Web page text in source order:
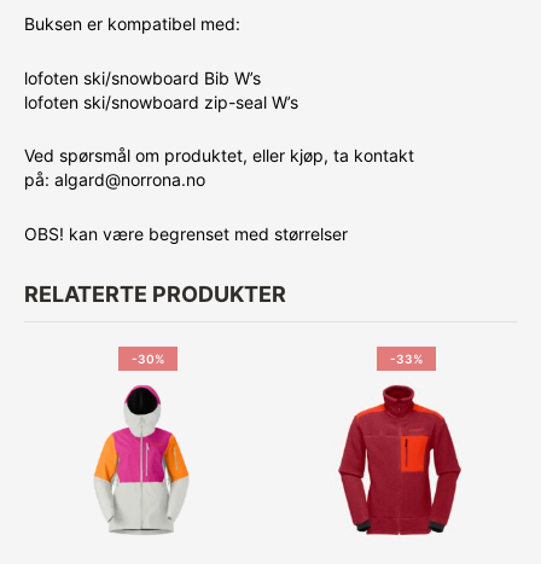
Buksen er kompatibel med:
lofoten ski/snowboard Bib W’s
lofoten ski/snowboard zip-seal W’s
Ved spørsmål om produktet, eller kjøp, ta kontakt
på: algard@norrona.no
OBS! kan være begrenset med størrelser
RELATERTE PRODUKTER
-30% -33%